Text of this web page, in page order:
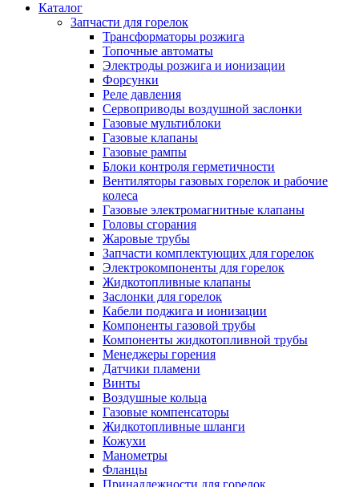
Каталог
Запчасти для горелок
Трансформаторы розжига
Топочные автоматы
Электроды розжига и ионизации
Форсунки
Реле давления
Сервоприводы воздушной заслонки
Газовые мультиблоки
Газовые клапаны
Газовые рампы
Блоки контроля герметичности
Вентиляторы газовых горелок и рабочие
колеса
Газовые электромагнитные клапаны
Головы сгорания
Жаровые трубы
Запчасти комплектующих для горелок
Электрокомпоненты для горелок
Жидкотопливные клапаны
Заслонки для горелок
Кабели поджига и ионизации
Компоненты газовой трубы
Компоненты жидкотопливной трубы
Менеджеры горения
Датчики пламени
Винты
Воздушные кольца
Газовые компенсаторы
Жидкотопливные шланги
Кожухи
Манометры
Фланцы
Принадлежности для горелок